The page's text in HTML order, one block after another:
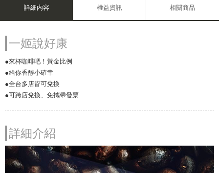
詳細內容 權益資訊 相關商品
一姬說好康
●來杯咖啡吧！黃金比例
●給你香醇小確幸
●全台多店皆可兌換
●可跨店兌換、免攜帶發票
詳細介紹